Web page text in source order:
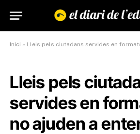
Inici » Lleis pels ciutadans servides en formats que
Lleis pels
servides en
no ajuden a